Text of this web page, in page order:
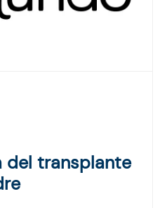
del transplante